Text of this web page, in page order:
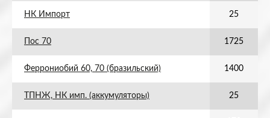
НК Импорт 25
Пос 70 1725
Феррониобий 60, 70 (бразильский) 1400
ТПНЖ, НК имп. (аккумуляторы) 25